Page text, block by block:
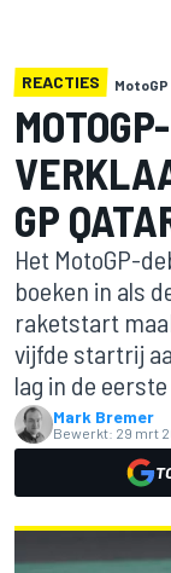
REACTIES MotoGP
GP
Het MotoGP-
boeken in als
raketstart
vijfde startrij
lag in de
Mark Bremer
Bewerkt: 29 mrt